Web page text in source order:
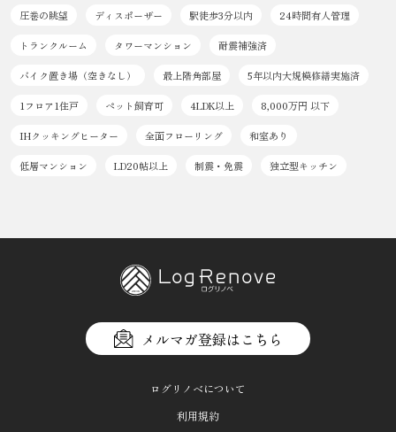
圧巻の眺望 ディスポーザー 駅徒歩3分以内 24時間有人管理
トランクルーム タワーマンション 耐震補強済
バイク置き場（空きなし） 最上階角部屋 5年以内大規模修繕実施済
1フロア1住戸 ペット飼育可 4LDK以上 8,000万円 以下
IHクッキングヒーター 全面フローリング 和室あり
低層マンション LD20帖以上 制震・免震 独立型キッチン
メルマガ登録はこちら
ログリノベについて
利用規約